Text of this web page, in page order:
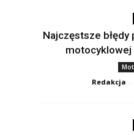
Najczęstsze
motocyklowej
Redakcja -